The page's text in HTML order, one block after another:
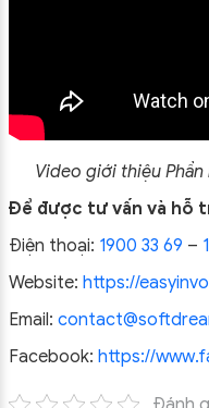
Video giới thiệu
Để được tư vấn và hỗ
Điện thoại: 1900 33 69 –
Website: https://
Email:
Facebook: https://